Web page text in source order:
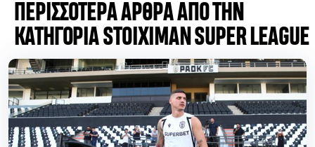
ΠΕΡΙΣΣΟΤΕΡΑ ΑΡΘΡΑ ΑΠΟ ΤΗΝ
ΚΑΤΗΓΟΡΙΑ STOIXIMAN SUPER LEAGUE